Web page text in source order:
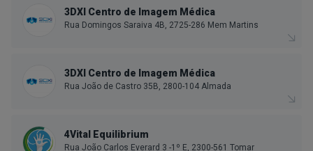
3DXI Centro de Imagem Médica
Rua Domingos Saraiva 4B, 2725-286 Mem Martins
3DXI Centro de Imagem Médica
Rua João de Castro 35B, 2800-104 Almada
4Vital Equilibrium
Rua João Carlos Everard 3 -1º E, 2300-561 Tomar